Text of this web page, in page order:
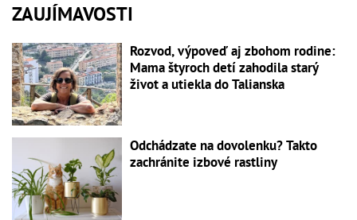
ZAUJÍMAVOSTI
Rozvod, výpoveď aj zbohom rodine:
Mama štyroch detí zahodila starý
život a utiekla do Talianska
Odchádzate na dovolenku? Takto
zachránite izbové rastliny